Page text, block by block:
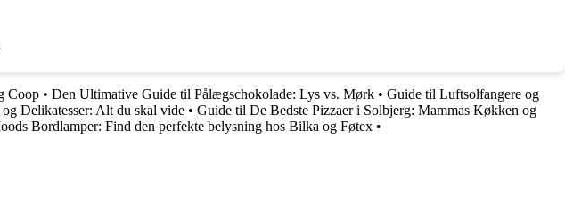
Coop • Den Ultimative Guide til Pålægschokolade: Lys vs. Mørk • Guide til Luftsolfangere og
Delikatesser: Alt du skal vide • Guide til De Bedste Pizzaer i Solbjerg: Mammas Køkken og
Bordlamper: Find den perfekte belysning hos Bilka og Føtex •